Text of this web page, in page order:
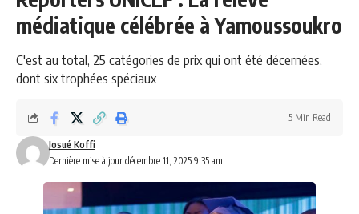
médiatique célébrée à Yamoussoukro
C'est au total, 25 catégories de prix qui ont été décernées,
dont six trophées spéciaux
Dernière mise à jour décembre 11, 2025 9:35 am
Josué Koffi
5 Min Read